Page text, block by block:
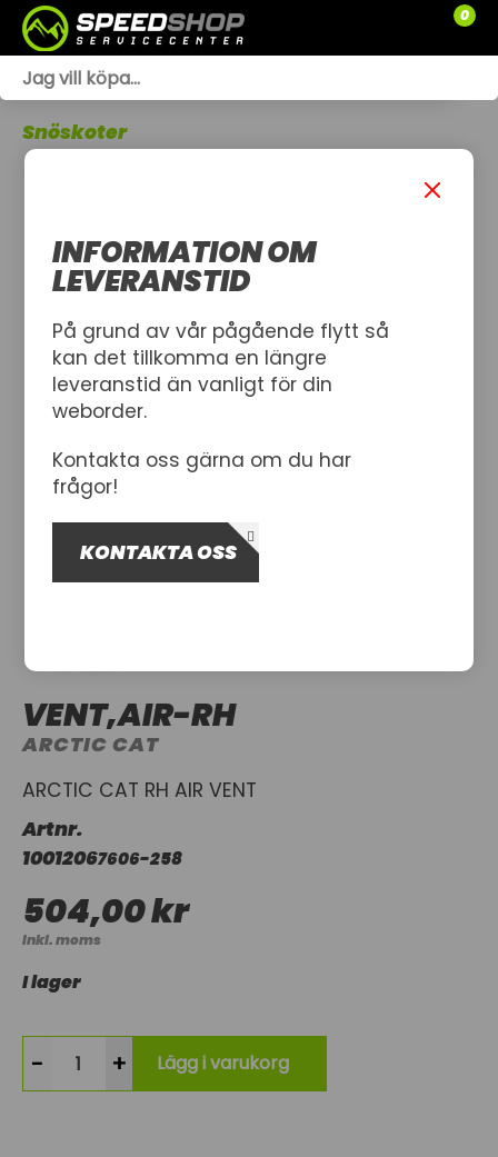
0
SLÄPVAGNAR
Snöskoter
VENT,AIR-RH
ARCTIC CAT
ARCTIC CAT RH AIR VENT
Artnr.
10012067606-258
504,00 kr
Inkl. moms
I lager
- + Lägg i varukorg
INFORMATION OM
LEVERANSTID
På grund av vår pågående flytt så
kan det tillkomma en längre
leveranstid än vanligt för din
weborder.
Kontakta oss gärna om du har
frågor!
KONTAKTA OSS